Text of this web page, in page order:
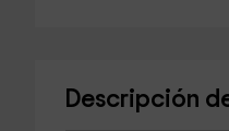
Descripción